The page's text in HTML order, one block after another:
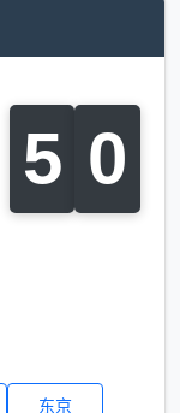
5 0
东京